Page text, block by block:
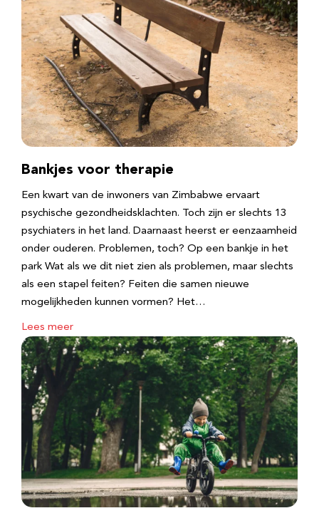
Bankjes voor therapie
Een kwart van de inwoners van Zimbabwe ervaart
psychische gezondheidsklachten. Toch zijn er slechts 13
psychiaters in het land. Daarnaast heerst er eenzaamheid
onder ouderen. Problemen, toch? Op een bankje in het
park Wat als we dit niet zien als problemen, maar slechts
als een stapel feiten? Feiten die samen nieuwe
mogelijkheden kunnen vormen? Het…
Lees meer